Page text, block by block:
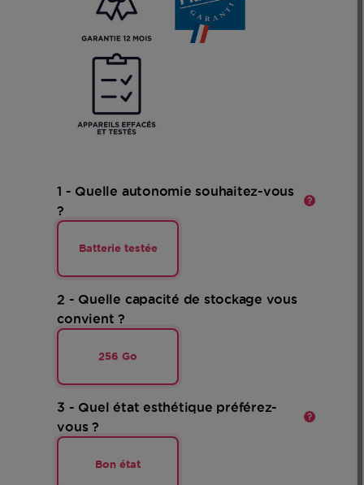
1 - Quelle autonomie souhaitez-vous
?
Batterie testée
2 - Quelle capacité de stockage vous
convient ?
256 Go
3 - Quel état esthétique préférez-
vous ?
Bon état